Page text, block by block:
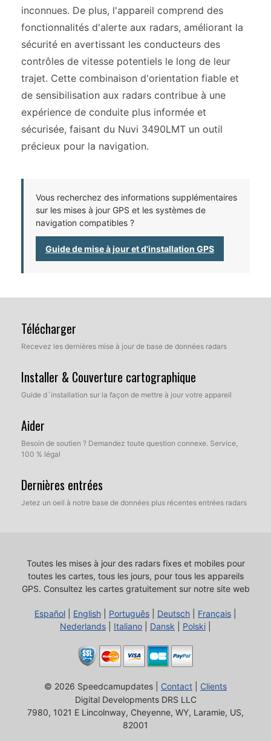
inconnues. De plus, l'appareil comprend des
fonctionnalités d'alerte aux radars, améliorant la
sécurité en avertissant les conducteurs des
contrôles de vitesse potentiels le long de leur
trajet. Cette combinaison d'orientation fiable et
de sensibilisation aux radars contribue à une
expérience de conduite plus informée et
sécurisée, faisant du Nuvi 3490LMT un outil
précieux pour la navigation.
Vous recherchez des informations supplémentaires
sur les mises à jour GPS et les systèmes de
navigation compatibles ?
Guide de mise à jour et d'installation GPS
Télécharger
Recevez les dernières mise à jour de base de données radars
Installer & Couverture cartographique
Guide d´installation sur la façon de mettre à jour votre appareil
Aider
Besoin de soutien ? Demandez toute question connexe. Service,
100 % légal
Dernières entrées
Jetez un oeil à notre base de données plus récentes entrées radars
Toutes les mises à jour des radars fixes et mobiles pour
toutes les cartes, tous les jours, pour tous les appareils
GPS. Consultez les cartes gratuitement sur notre site web
Español English Português Deutsch Français
Nederlands
Italiano Dansk Polski
© 2026 Speedcamupdates | Contact
Clients
Digital Developments DRS LLC
7980, 1021 E Lincolnway, Cheyenne, WY, Laramie, US,
82001